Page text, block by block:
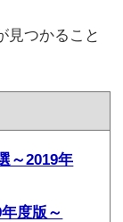
見つかること
～2019年
度版～